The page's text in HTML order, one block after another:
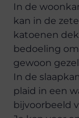
In de
kan in de
katoenen
bedoeling
gewoon
In de
plaid in een
bijvoorbeeld